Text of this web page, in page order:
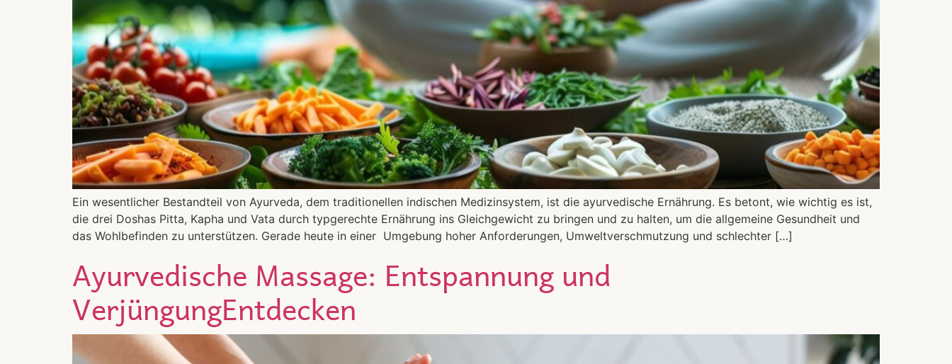
Ein wesentlicher Bestandteil von Ayurveda, dem traditionellen indischen Medizinsystem, ist die ayurvedische Ernährung. Es betont, wie wichtig es ist,
die drei Doshas Pitta, Kapha und Vata durch typgerechte Ernährung ins Gleichgewicht zu bringen und zu halten, um die allgemeine Gesundheit und
das Wohlbefinden zu unterstützen. Gerade heute in einer Umgebung hoher Anforderungen, Umweltverschmutzung und schlechter […]
Ayurvedische Massage: Entspannung und
VerjüngungEntdecken